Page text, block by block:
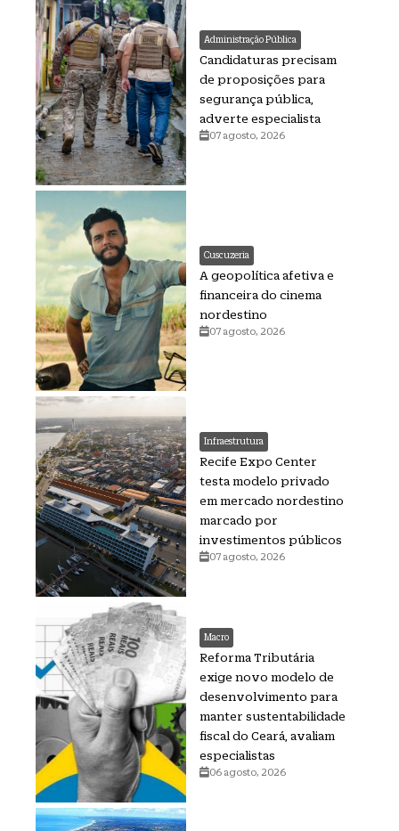
Administração Pública
Candidaturas precisam
de proposições para
segurança pública,
adverte especialista
07 agosto, 2026
Cuscuzeria
A geopolítica afetiva e
financeira do cinema
nordestino
07 agosto, 2026
Infraestrutura
Recife Expo Center
testa modelo privado
em mercado nordestino
marcado por
investimentos públicos
07 agosto, 2026
Macro
Reforma Tributária
exige novo modelo de
desenvolvimento para
manter sustentabilidade
fiscal do Ceará, avaliam
especialistas
06 agosto, 2026